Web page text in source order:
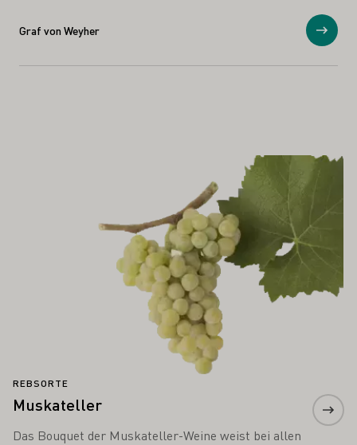
Graf von Weyher
REBSORTE
Muskateller
Das Bouquet der Muskateller-Weine weist bei allen